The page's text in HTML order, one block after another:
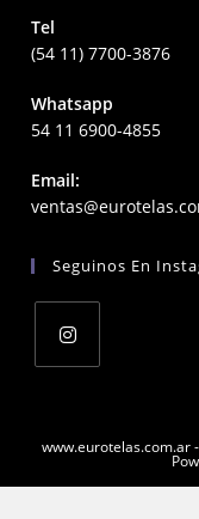
Tel
(54 11) 7700-3876
Whatsapp
54 11 6900-4855
Email:
Seguinos En
awww.eurotelas.com.ar